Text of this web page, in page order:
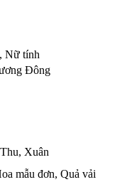
Nữ tính
Đông
Xuân
mẫu đơn, Quả vải